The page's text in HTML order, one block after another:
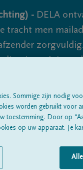
- DELA
men
uit te sluiten,
Sommige zijn nodig
worden gebruikt voor
toestemming. Door op
op uw apparaat. Je